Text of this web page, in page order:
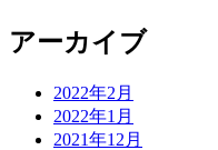
アーカイブ
2022年2月
2022年1月
2021年12月